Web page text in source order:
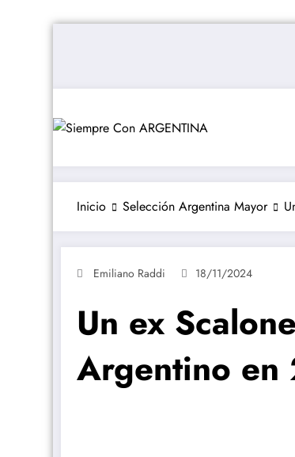
Inicio Selección Argentina Mayor
Emiliano Raddi 18/11/2024
Un ex
Argentino